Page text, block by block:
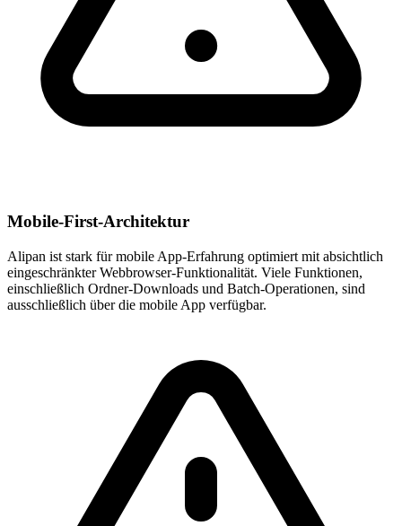
Mobile-First-Architektur
Alipan ist stark für mobile App-Erfahrung optimiert mit absichtlich
eingeschränkter Webbrowser-Funktionalität. Viele Funktionen,
einschließlich Ordner-Downloads und Batch-Operationen, sind
ausschließlich über die mobile App verfügbar.